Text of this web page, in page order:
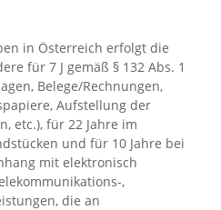
in Österreich erfolgt die
für 7 J gemäß § 132 Abs. 1
Belege/Rechnungen,
Aufstellung der
etc.), für 22 Jahre im
und für 10 Jahre bei
mit elektronisch
,
die an